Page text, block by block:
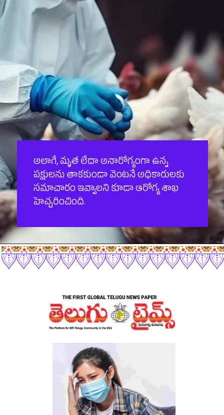
అలాగే, మృత లేదా అనారోగ్యంగా ఉన్న
పక్షులను తాకకుండా వెంటనే అధికారులకు
సమాచారం ఇవ్వాలని కూడా ఆరోగ్య శాఖ
హెచ్చరించింది.